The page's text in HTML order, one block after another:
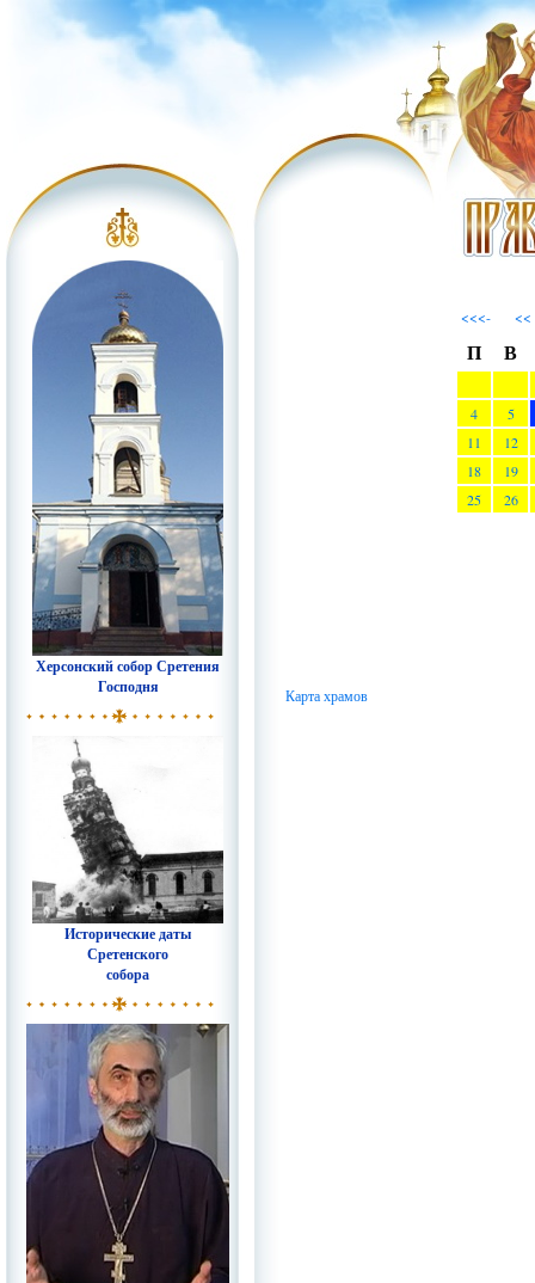
Херсонский собор Сретения
Господня
Исторические даты
Сретенского
собора
<<<- <<
П
В
4
5
11
12
18
19
25
26
Карта храмов